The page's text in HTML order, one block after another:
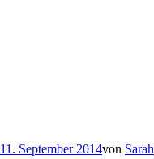
11. September 2014von Sarah